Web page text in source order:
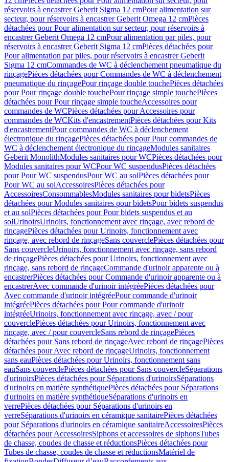
réservoirs à encastrer Geberit Sigma 12 cmPour alimentation sur
secteur, pour réservoirs à encastrer Geberit Omega 12 cmPièces
détachées pour Pour alimentation sur secteur, pour réservoirs à
encastrer Geberit Omega 12 cmPour alimentation par piles, pour
réservoirs à encastrer Geberit Sigma 12 cmPièces détachées pour
Pour alimentation par piles, pour réservoirs à encastrer Geberit
Sigma 12 cmCommandes de WC à déclenchement pneumatique du
rinçagePièces détachées pour Commandes de WC à déclenchement
pneumatique du rinçagePour rinçage double touchePièces détachées
pour Pour rinçage double touchePour rinçage simple touchePièces
détachées pour Pour rinçage simple toucheAccessoires pour
commandes de WCPièces détachées pour Accessoires pour
commandes de WCKits d'encastrementPièces détachées pour Kits
d'encastrementPour commandes de WC à déclenchement
électronique du rinçagePièces détachées pour Pour commandes de
WC à déclenchement électronique du rinçageModules sanitaires
Geberit MonolithModules sanitaires pour WCPièces détachées pour
Modules sanitaires pour WCPour WC suspendusPièces détachées
pour Pour WC suspendusPour WC au solPièces détachées pour
Pour WC au solAccessoiresPièces détachées pour
AccessoiresConsommablesModules sanitaires pour bidetsPièces
détachées pour Modules sanitaires pour bidetsPour bidets suspendus
et au solPièces détachées pour Pour bidets suspendus et au
solUrinoirsUrinoirs, fonctionnement avec rinçage, avec rebord de
rinçagePièces détachées pour Urinoirs, fonctionnement avec
rinçage, avec rebord de rinçageSans couverclePièces détachées pour
Sans couvercleUrinoirs, fonctionnement avec rinçage, sans rebord
de rinçagePièces détachées pour Urinoirs, fonctionnement avec
rinçage, sans rebord de rinçageCommande d'urinoir apparente ou à
encastrerPièces détachées pour Commande d'urinoir apparente ou à
encastrerAvec commande d'urinoir intégréePièces détachées pour
Avec commande d'urinoir intégréePour commande d'urinoir
intégréePièces détachées pour Pour commande d'urinoir
intégréeUrinoirs, fonctionnement avec rinçage, avec / pour
couverclePièces détachées pour Urinoirs, fonctionnement avec
rinçage, avec / pour couvercleSans rebord de rinçagePièces
détachées pour Sans rebord de rinçageAvec rebord de rinçagePièces
détachées pour Avec rebord de rinçageUrinoirs, fonctionnement
sans eauPièces détachées pour Urinoirs, fonctionnement sans
eauSans couverclePièces détachées pour Sans couvercleSéparations
d'urinoirsPièces détachées pour Séparations d'urinoirsSéparations
d'urinoirs en matière synthétiquePièces détachées pour Séparations
d'urinoirs en matière synthétiqueSéparations d'urinoirs en
verrePièces détachées pour Séparations d'urinoirs en
verreSéparations d'urinoirs en céramique sanitairePièces détachées
pour Séparations d'urinoirs en céramique sanitaireAccessoiresPièces
détachées pour AccessoiresSiphons et accessoires de siphonsTubes
de chasse, coudes de chasse et réductionsPièces détachées pour
Tubes de chasse, coudes de chasse et réductionsMatériel de